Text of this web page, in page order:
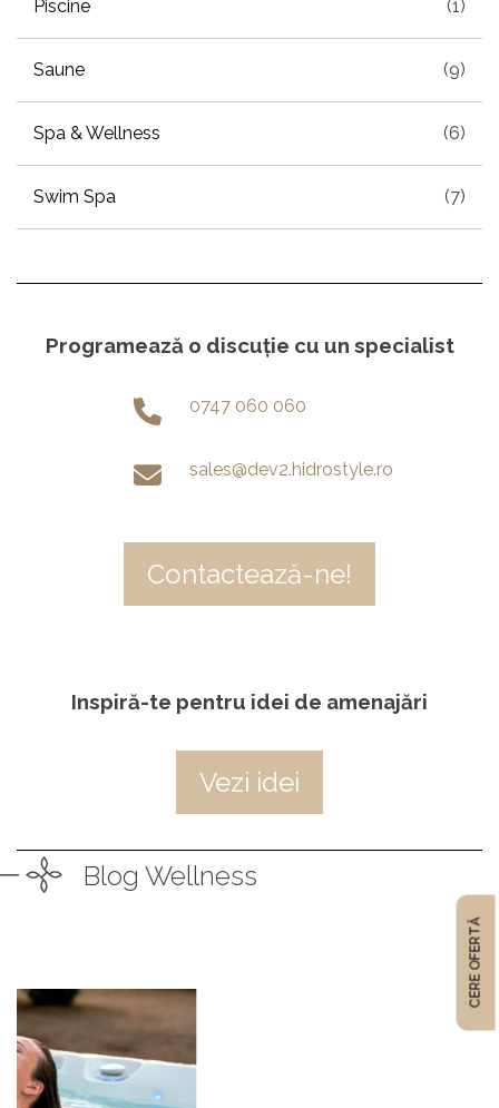
Piscine (1)
Saune (9)
Spa & Wellness (6)
Swim Spa (7)
Programează o discuție cu un specialist
0747 060 060
sales@dev2.hidrostyle.ro
Contactează-ne!
Inspiră-te pentru idei de amenajări
Vezi idei
Blog Wellness
CERE OFERTĂ